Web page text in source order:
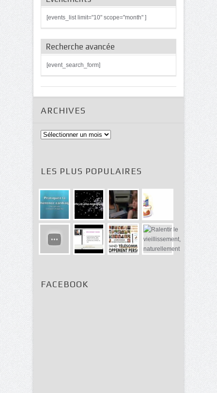
[events_list limit="10" scope="month" ]
Recherche avancée
[event_search_form]
ARCHIVES
Archives
LES PLUS POPULAIRES
FACEBOOK